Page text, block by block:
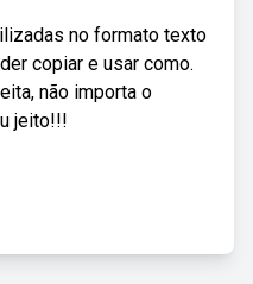
no formato texto
copiar e usar como.
não importa o
jeito!!!